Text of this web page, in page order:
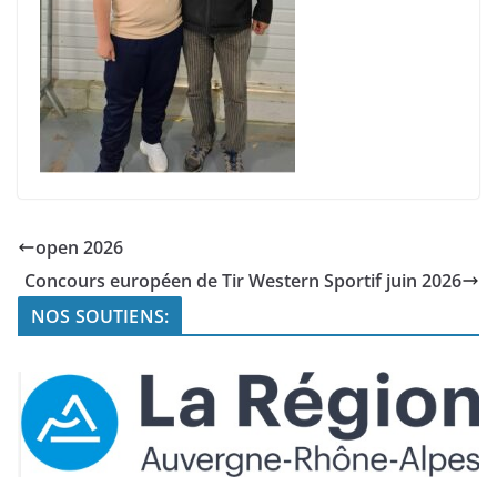
open 2026
Concours européen de Tir Western Sportif juin 2026
NOS SOUTIENS: